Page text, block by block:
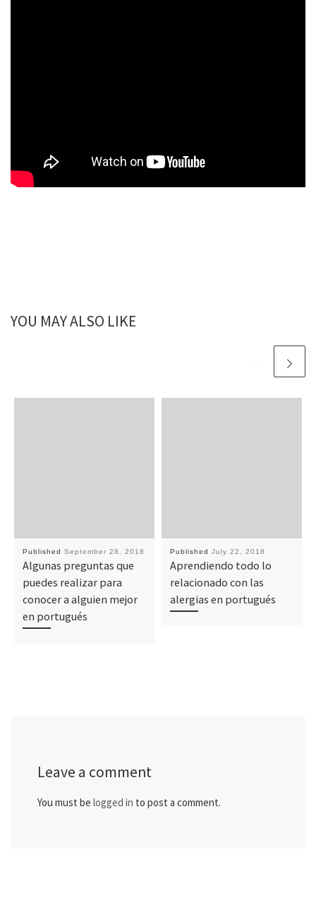
YOU MAY ALSO LIKE
Published September 28, 2018
Algunas preguntas que
puedes realizar para
conocer a alguien mejor
en portugués
Published July 22, 2018
Aprendiendo todo lo
relacionado con las
alergias en portugués
Leave a comment
You must be logged in to post a comment.